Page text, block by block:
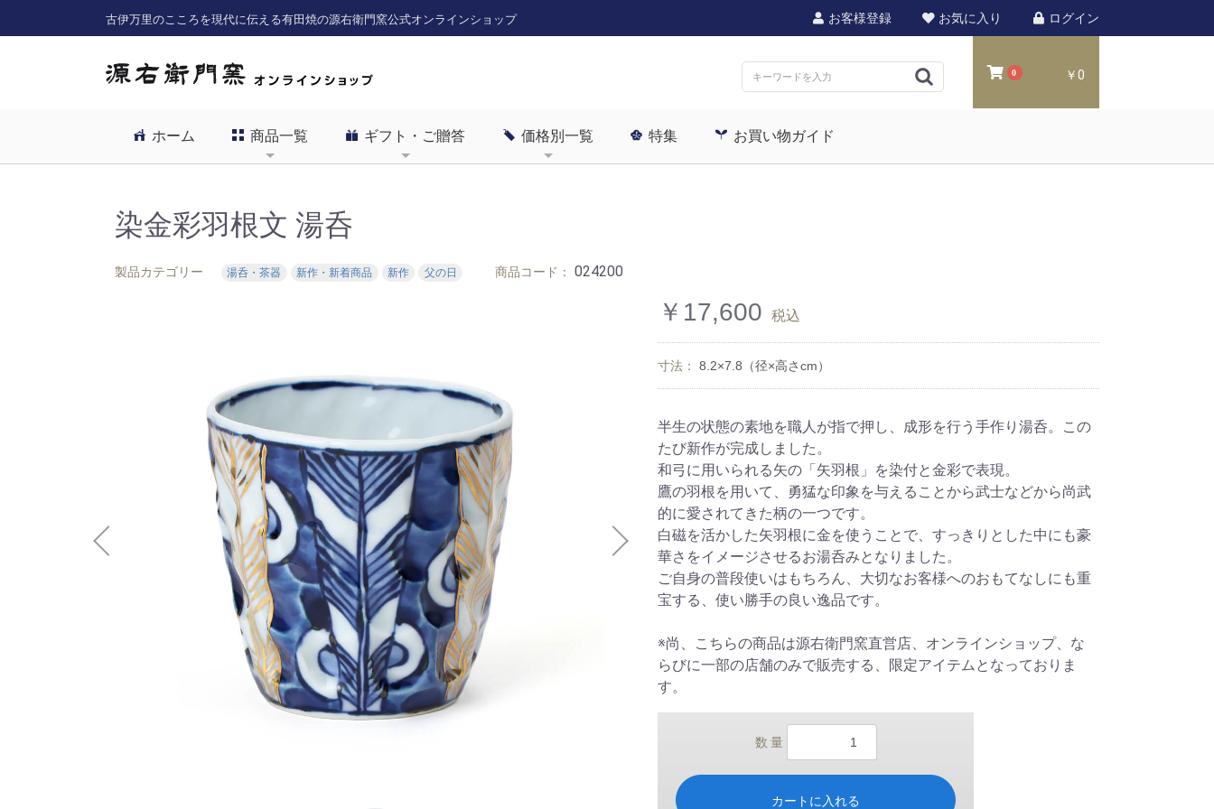
古伊万里のこころを現代に伝える有田焼の源右衛門窯公式オンラインショップ お客様登録 お気に入り ログイン
0 ￥0
ホーム 商品一覧 ギフト・ご贈答 価格別一覧 特集 お買い物ガイド
染金彩羽根文 湯呑
製品カテゴリー 湯呑・茶器 新作・新着商品 新作 父の日 商品コード： 024200
￥17,600 税込
寸法：
半生の状態の素地を職人が指で押し、成形を行う手作り湯呑。この
たび新作が完成しました。
和弓に用いられる矢の「矢羽根」を染付と金彩で表現。
鷹の羽根を用いて、勇猛な印象を与えることから武士などから尚武
的に愛されてきた柄の一つです。
白磁を活かした矢羽根に金を使うことで、すっきりとした中にも豪
華さをイメージさせるお湯呑みとなりました。
ご自身の普段使いはもちろん、大切なお客様へのおもてなしにも重
宝する、使い勝手の良い逸品です。
※尚、こちらの商品は源右衛門窯直営店、オンラインショップ、な
らびに一部の店舗のみで販売する、限定アイテムとなっておりま
す。
数 量
カートに入れる